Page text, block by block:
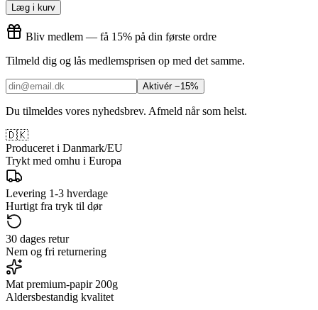
Læg i kurv
Bliv medlem — få 15% på din første ordre
Tilmeld dig og lås medlemsprisen op med det samme.
Aktivér −15%
Du tilmeldes vores nyhedsbrev. Afmeld når som helst.
🇩🇰
Produceret i Danmark/EU
Trykt med omhu i Europa
Levering 1-3 hverdage
Hurtigt fra tryk til dør
30 dages retur
Nem og fri returnering
Mat premium-papir 200g
Aldersbestandig kvalitet